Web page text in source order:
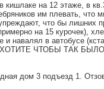
кишлаке на 12 этаже, в
им плевать,
что бы лишних
на 15 курочек),
и навалял в автобусе
ЧТОБЫ ТАК БЫЛО И
дом 3 подъезд 1.